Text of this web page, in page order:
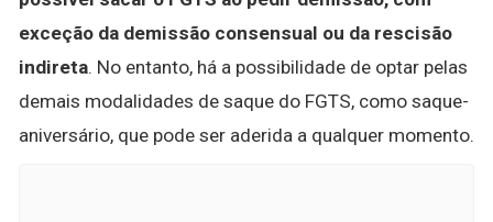
exceção da demissão consensual ou da rescisão
indireta. No entanto, há a possibilidade de optar pelas
demais modalidades de saque do FGTS, como saque-
aniversário, que pode ser aderida a qualquer momento.